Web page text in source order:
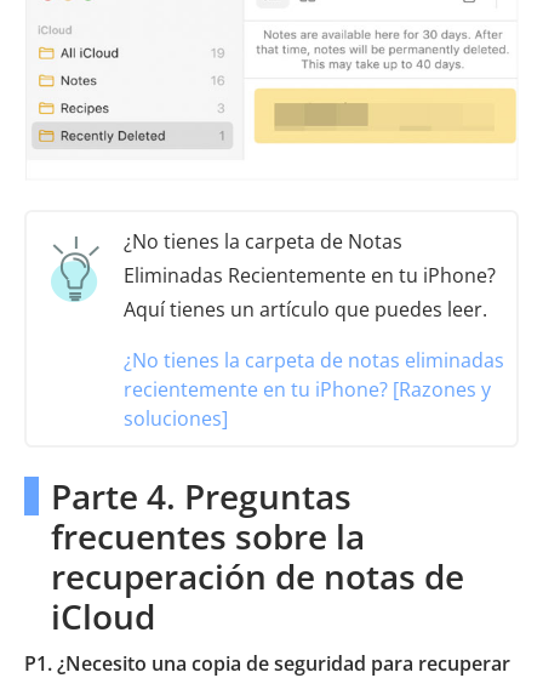
¿No tienes la carpeta de Notas
Eliminadas Recientemente en tu iPhone?
Aquí tienes un artículo que puedes leer.
¿No tienes la carpeta de notas eliminadas
recientemente en tu iPhone? [Razones y
soluciones]
Parte 4. Preguntas
frecuentes sobre la
recuperación de notas de
iCloud
P1. ¿Necesito una copia de seguridad para recuperar